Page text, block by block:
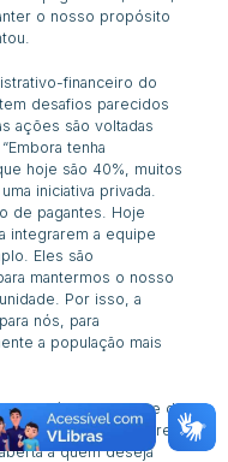
o nosso propósito
financeiro do
desafios parecidos
ações são voltadas
tenha
hoje são 40%, muitos
iniciativa privada.
de pagantes. Hoje
integrarem a equipe
Eles são
mantermos o nosso
Por isso, a
nós, para
a população mais
munitária, integrante da
Comunitária Saberes
a quem deseja